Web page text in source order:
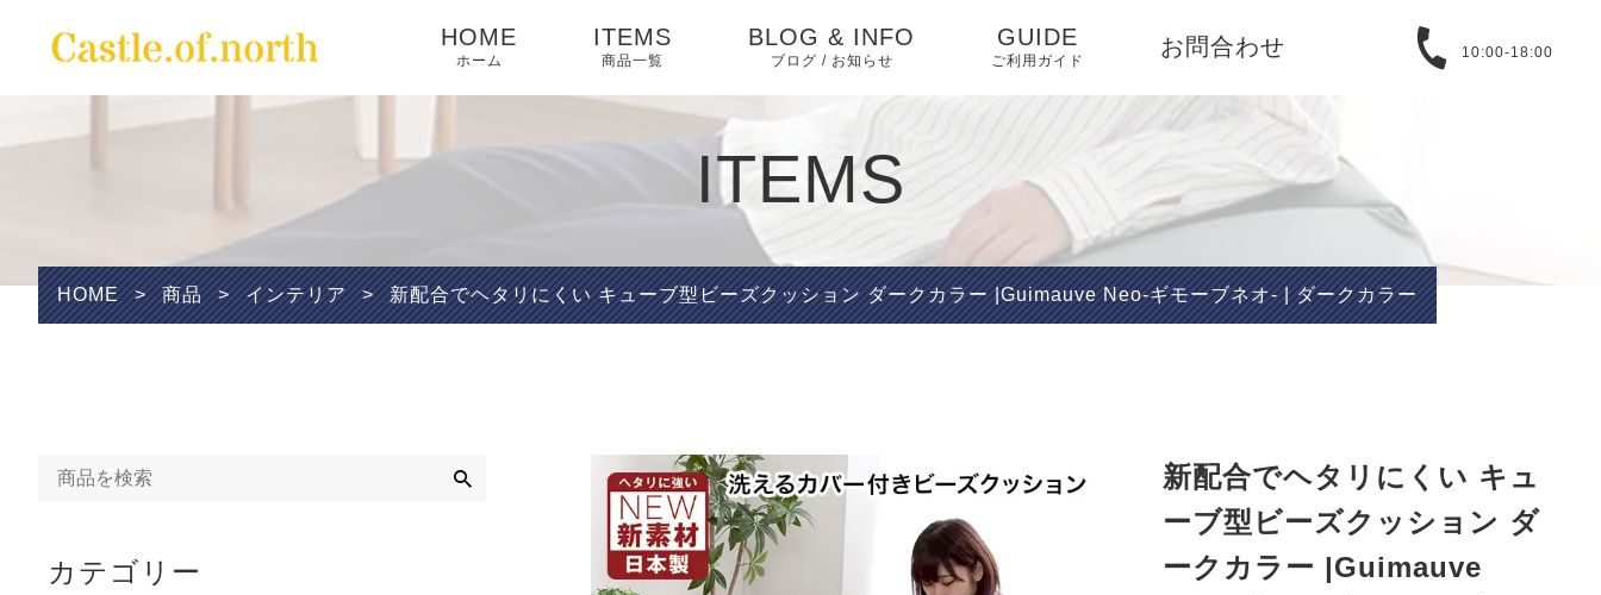
HOME
ホーム
ITEMS
商品一覧
テーブル
椅子
ベッド
マットレス・敷布団
ソファ・ソファベッ
ド
ソファベッド
テレビ台
アイデア家具
マット・カーペット
ペット用品
BLOG & INFO
ブログ / お知らせ
相互リンク
ブログ
ピックアップ
GUIDE
ご利用ガイド
特定商取引法に基づ
プライバシーポリシ
ー
お問合わせ 10:00-18:00
ITEMS
HOME > 商品 > インテリア > 新配合でヘタリにくい キューブ型ビーズクッション ダークカラー |Guimauve Neo-ギモーブネオ- | ダークカラー
新配合でヘタリにくい キュ
ーブ型ビーズクッション ダ
ークカラー |Guimauve
カテゴリー